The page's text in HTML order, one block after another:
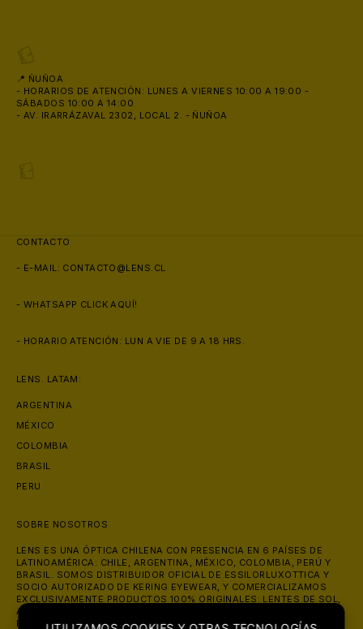
📍 ÑUÑOA
- HORARIOS DE ATENCIÓN: LUNES A VIERNES 10:00 A 19:00 -
SÁBADOS 10:00 A 14:00
- AV. IRARRÁZAVAL 2302, LOCAL 2. - ÑUÑOA
CONTACTO
- E-MAIL: CONTACTO@LENS.CL
- WHATSAPP CLICK AQUÍ!
- HORARIO ATENCIÓN: LUN A VIE DE 9 A 18 HRS.
LENS. LATAM:
ARGENTINA
MÉXICO
COLOMBIA
BRASIL
PERU
SOBRE NOSOTROS
LENS ES UNA ÓPTICA CHILENA CON PRESENCIA EN 6 PAÍSES DE
LATINOAMÉRICA: CHILE, ARGENTINA, MÉXICO, COLOMBIA, PERÚ Y
BRASIL. SOMOS DISTRIBUIDOR OFICIAL DE ESSILORLUXOTTICA Y
SOCIO AUTORIZADO DE KERING EYEWEAR, Y COMERCIALIZAMOS
EXCLUSIVAMENTE PRODUCTOS 100% ORIGINALES: LENTES DE SOL,
ANTEOJOS ÓPTICOS Y LENTES DE CONTACTO DE MARCAS COMO
RAY-BAN, OAKLEY, PRADA, GUCCI Y VERSACE. ATENDEMOS ONLINE
🩳
🩳